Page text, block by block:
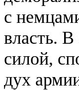
с
власть.
силой,
дух